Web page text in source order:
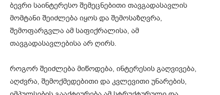
ბევრი საინტერესო შემეცნებითი თავგადასავლის
მომტანი შეიძლება იყოს და შემოსაზღვრა,
შემოფარგვლა ამ საფიქრალისა, ამ
თავგადასავლებისა არ ღირს.
როგორ შეიძლება მიწოდება, ინტერესის გაღვივება,
აღძვრა, შემოქმედებითი და კვლევითი უნარების,